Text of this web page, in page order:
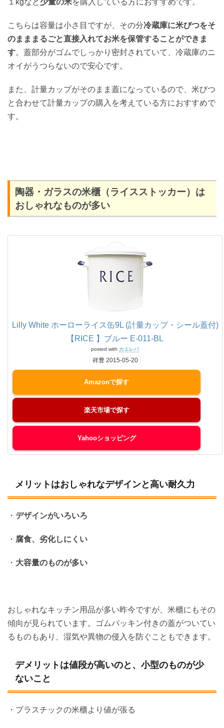
１kgなど少量の米を購入している方におすすめです。
こちらは容量は小さ目ですが、その分冷蔵庫に米びつをそ
のまままるごと直接入れてお米を保管することができま
す。蓋部分がゴムでしっかり密封されていて、冷蔵庫のニ
オイがうつらないので安心です。
また、計量カップがそのまま蓋になっているので、米びつ
と合わせて計量カップの購入を考えている方におすすめで
す。
陶器・ガラスの米櫃（ライスストッカー）は
おしゃれなものが多い
Lilly White ホーローライス缶9L (計量カップ・シール蓋付)
【RICE 】ブルー E-011-BL
posted with カエレバ
祥豊 2015-05-20
Amazon
楽天市場
Yahooショッピング
メリットはおしゃれなデザインと高い耐久力
・ デザインがいろいろ
・ 腐食、劣化しにくい
・ 大容量のものが多い
おしゃれなキッチン用品が多い昨今ですが、米櫃にもその
傾向が見られています。ゴムパッキン付きの蓋がついてい
るものもあり、湿気や異物の侵入を防ぐこともできます。
デメリットは値段が高いのと、小型のものが少
ないこと
・プラスチックの米櫃より値が張る